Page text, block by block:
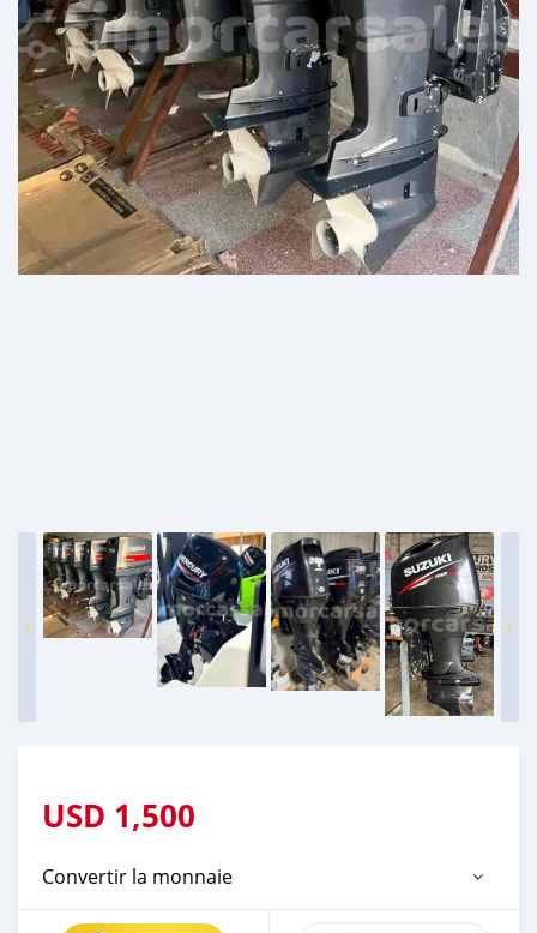
USD 1,500
Convertir la monnaie